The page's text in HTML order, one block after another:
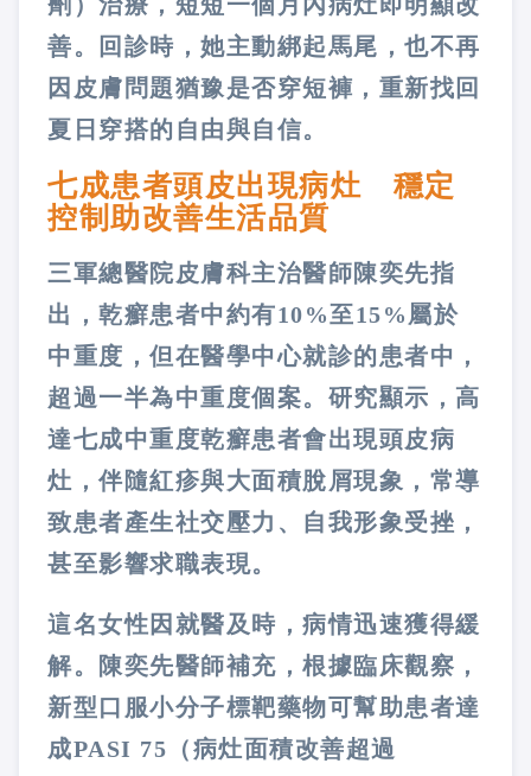
善。回診時，她主動綁起馬尾，也不再
因皮膚問題猶豫是否穿短褲，重新找回
夏日穿搭的自由與自信。
七成患者頭皮出現病灶 穩定
控制助改善生活品質
三軍總醫院皮膚科主治醫師陳奕先指
出，乾癬患者中約有10%至15%屬於
中重度，但在醫學中心就診的患者中，
超過一半為中重度個案。研究顯示，高
達七成中重度乾癬患者會出現頭皮病
灶，伴隨紅疹與大面積脫屑現象，常導
致患者產生社交壓力、自我形象受挫，
甚至影響求職表現。
這名女性因就醫及時，病情迅速獲得緩
解。陳奕先醫師補充，根據臨床觀察，
新型口服小分子標靶藥物可幫助患者達
成PASI 75（病灶面積改善超過